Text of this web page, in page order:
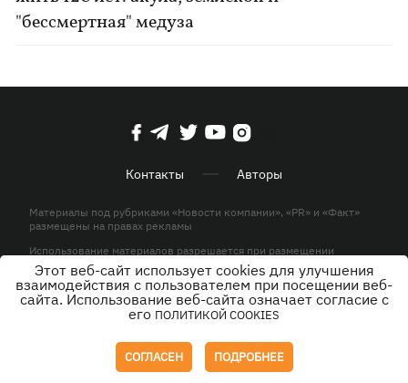
"бессмертная" медуза
Контакты Авторы
Материалы под рубриками «Новости компании», «PR» и «Факт»
размещены на правах рекламы
Использование материалов разрешается при размещении
активной гиперссылки на KP.UA в первом абзаце.
© ООО «ЮЛАВ МЕДИА»,2026. Все права защищены.
Этот веб-сайт использует cookies для улучшения
взаимодействия с пользователем при посещении веб-
сайта. Использование веб-сайта означает согласие с
его ПОЛИТИКОЙ COOKIES
СОГЛАСЕН ПОДРОБНЕЕ